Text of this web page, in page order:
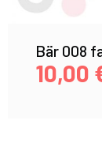
Bär 008
10,00